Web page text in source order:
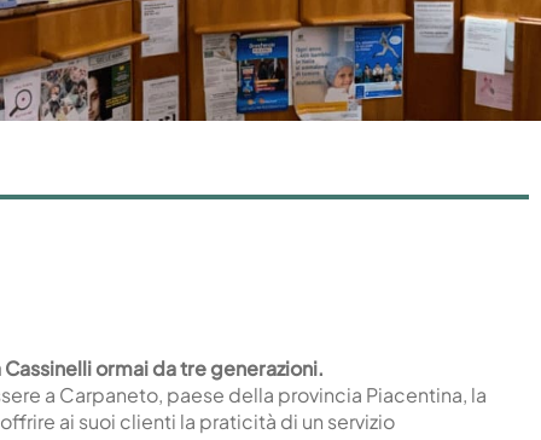
ormai da tre generazioni.
a Carpaneto, paese della provincia Piacentina, la
ai suoi clienti la praticità di un servizio